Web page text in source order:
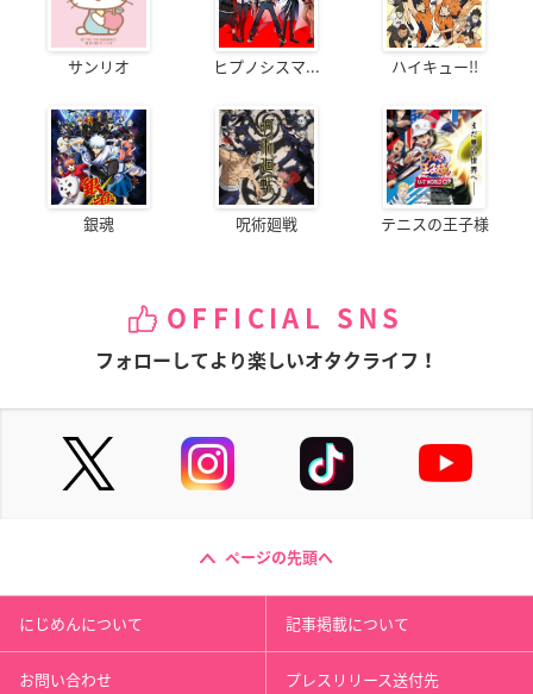
サンリオ ヒプノシスマ... ハイキュー!!
銀魂 呪術廻戦 テニスの王子様
OFFICIAL SNS
フォローしてより楽しいオタクライフ！
ページの先頭へ
にじめんについて 記事掲載について
お問い合わせ プレスリリース送付先